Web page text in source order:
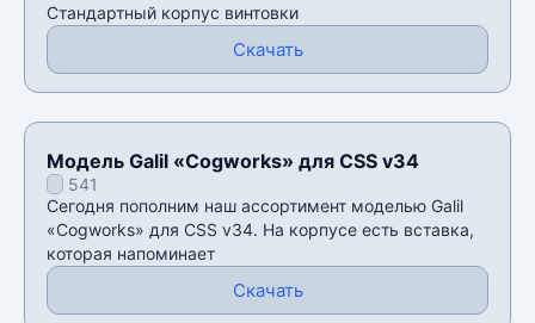
Стандартный корпус винтовки
Скачать
Модель Galil «Cogworks» для CSS v34
541
Сегодня пополним наш ассортимент моделью Galil
«Cogworks» для CSS v34. На корпусе есть вставка,
которая напоминает
Скачать